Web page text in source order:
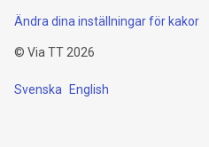
Ändra dina inställningar för kakor
© Via TT 2026
Svenska English